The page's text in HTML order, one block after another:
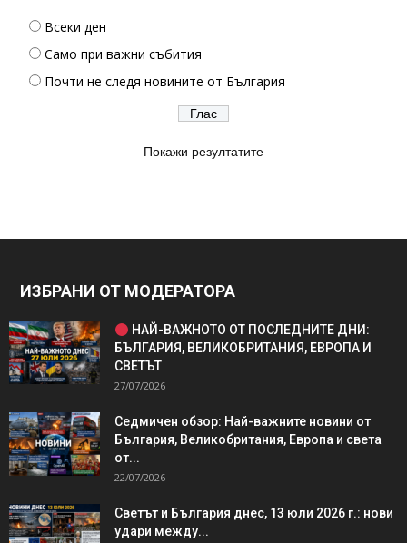
Всеки ден
Само при важни събития
Почти не следя новините от България
Покажи резултатите
ИЗБРАНИ ОТ МОДЕРАТОРА
НАЙ-ВАЖНОТО ОТ ПОСЛЕДНИТЕ ДНИ:
БЪЛГАРИЯ, ВЕЛИКОБРИТАНИЯ, ЕВРОПА И
СВЕТЪТ
27/07/2026
Седмичен обзор: Най-важните новини от
България, Великобритания, Европа и света
от...
22/07/2026
Светът и България днес, 13 юли 2026 г.: нови
удари между...